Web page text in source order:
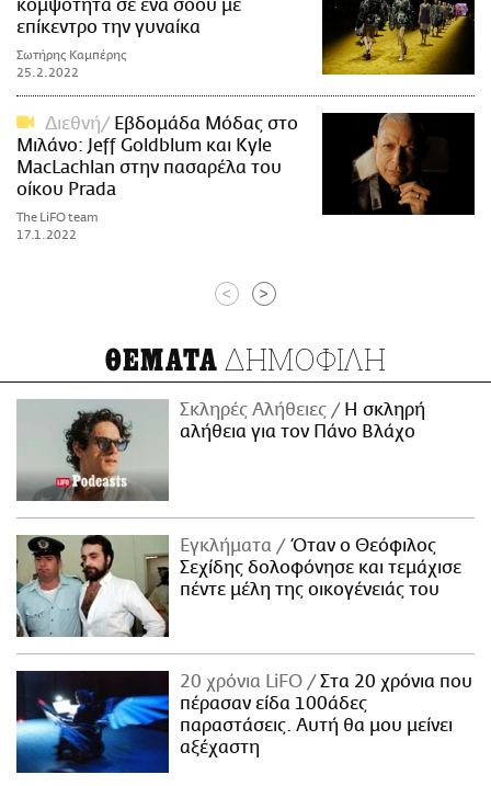
κομψότητα σε ένα σόου με
επίκεντρο την γυναίκα
Σωτήρης Καμπέρης
25.2.2022
Διεθνή
Εβδομάδα Μόδας στο
Μιλάνο: Jeff Goldblum και Kyle
MacLachlan στην πασαρέλα του
οίκου Prada
The LiFO team
17.1.2022
< >
ΘΕΜΑΤΑ ΔΗΜΟΦΙΛΗ
Σκληρές Αλήθειες
H σκληρή
αλήθεια για τον Πάνο Βλάχο
Εγκλήματα
Όταν ο Θεόφιλος
Σεχίδης δολοφόνησε και τεμάχισε
πέντε μέλη της οικογένειάς του
20 χρόνια LiFO
Στα 20 χρόνια που
πέρασαν είδα 100άδες
παραστάσεις. Αυτή θα μου μείνει
αξέχαστη